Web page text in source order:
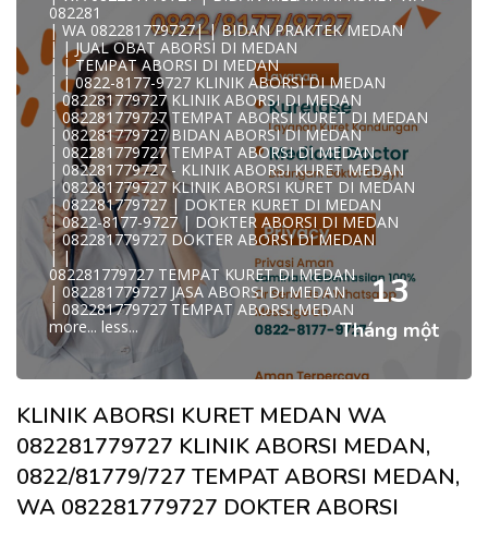
082281
| WA 082281779727| | BIDAN PRAKTEK MEDAN
| | JUAL OBAT ABORSI DI MEDAN
| | TEMPAT ABORSI DI MEDAN
| | 0822-8177-9727 KLINIK ABORSI DI MEDAN
| 082281779727 KLINIK ABORSI DI MEDAN
| 082281779727 TEMPAT ABORSI KURET DI MEDAN
| 082281779727 BIDAN ABORSI DI MEDAN
| 082281779727 TEMPAT ABORSI DI MEDAN
| 082281779727 - KLINIK ABORSI KURET MEDAN
| 082281779727 KLINIK ABORSI KURET DI MEDAN
| 082281779727 | DOKTER KURET DI MEDAN
| 0822-8177-9727 | DOKTER ABORSI DI MEDAN
| 082281779727 DOKTER ABORSI DI MEDAN
| |
082281779727 TEMPAT KURET DI MEDAN
| 082281779727 JASA ABORSI DI MEDAN
| 082281779727 TEMPAT ABORSI MEDAN
more... less...
13
Tháng một
KLINIK ABORSI KURET MEDAN WA
082281779727 KLINIK ABORSI MEDAN,
0822/81779/727 TEMPAT ABORSI MEDAN,
WA 082281779727 DOKTER ABORSI
WA 082281779727 TEMPAT ABORSI KURET MEDAN
082281779727 BIDAN ABORSI DI MEDAN
082281779727 DOKTER ABORSI DI MEDAN
WA 0822*81779*727 TEMPAT ABORSI MEDAN
WA 082281779727 DOKTER KURET DI MEDAN
WA 082281779727 TEMPAT KURET DI MEDAN
WA 082281779727 JASA ABORSI DI MEDAN
| WA 082-281-779-727 KURET AMAN WA 082281779727
TE
| WA 082-281-779-727 LOKASI ABORSI DI MEDAN
082-281-779-727 ABORSI AMAN DI MEDAN
| WA 082281779727 BIDAN MELAYANI KURET WA
08228177
WA 082281779727 BIDAN PRAKTEK MEDAN
| KLINIK ABORSI MEDAN
WA 082281779727 TEMPAT ABORSI DI MEDAN
| 082281779727 KLINIK ABORSI MEDAN
| WA 0822-8177-9727 DOKTER ABORSI DI MEDAN
| WA 082*2817797*27 BIDAN ABORSI DI MEDAN
| WA 0822*81779*727 KLINIK KURET DI MEDAN
WA 082281779727 KURET AMAN | WA 082281779727
KLINI
| WA 082/281779/727 KLINIK ABORSI KURET DI MEDAN
| WA 082281779727 DOKTER KURET DI MEDAN
WA 082281779727 DOKTER ABORSI DI MEDAN
| WA 08228*1779*727 TEMPAT KURET DI MEDAN
| WA )082281779727) JASA ABORSI DI MEDAN
| WA 0822#8177#9727 TEMPAT ABORSI MEDAN